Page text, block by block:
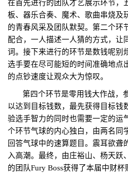
在首先进行的团队才艺展示环节，
板、器乐合奏、魔术、歌曲串烧及
的青春风采及团队默契。第二个环
配合，一人描述一人猜的方式，让
词。接下来进行的环节是数钱呢别
选手要在尽可能短的时间准确地点
的点钞速度让观众大为惊叹。
第四个环节是零用钱大作战，
以达到目标钱数，最先获得目标钱
验选手智力的同时也需要一定的运
个环节气球的内心独白，由两名同
回答气球中的速算题目。震耳欲聋
入高潮。最终，由庄裕山、杨天跃
的团队Fury Boss获得了本届中财杯